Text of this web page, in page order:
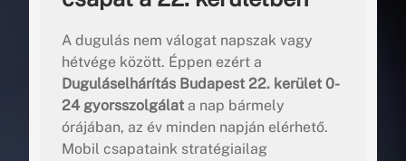
A dugulás nem válogat napszak vagy
hétvége között. Éppen ezért a
Duguláselhárítás Budapest 22. kerület 0-
24 gyorsszolgálat a nap bármely
órájában, az év minden napján elérhető.
Mobil csapataink stratégiailag